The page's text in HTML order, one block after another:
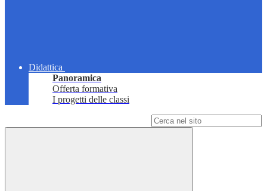
Didattica
Panoramica
Offerta formativa
I progetti delle classi